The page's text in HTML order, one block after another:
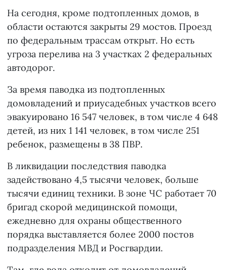
На сегодня, кроме подтопленных домов, в
области остаются закрыты 29 мостов. Проезд
по федеральным трассам открыт. Но есть
угроза перелива на 3 участках 2 федеральных
автодорог.
За время паводка из подтопленных
домовладений и приусадебных участков всего
эвакуировано 16 547 человек, в том числе 4 648
детей, из них 1 141 человек, в том числе 251
ребенок, размещены в 38 ПВР.
В ликвидации последствия паводка
задействовано 4,5 тысячи человек, больше
тысячи единиц техники. В зоне ЧС работает 70
бригад скорой медицинской помощи,
ежедневно для охраны общественного
порядка выставляется более 2000 постов
подразделения МВД и Росгвардии.